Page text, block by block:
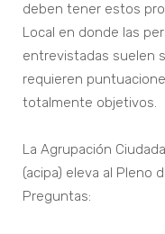
deben tener estos
Local en donde las
entrevistadas suelen
requieren
totalmente objetivos.
La Agrupación
(acipa) eleva al Pleno
Preguntas: